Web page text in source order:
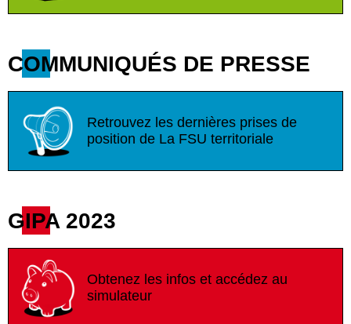
COMMUNIQUÉS DE PRESSE
Retrouvez les dernières prises de
position de La FSU territoriale
GIPA 2023
Obtenez les infos et accédez au
simulateur